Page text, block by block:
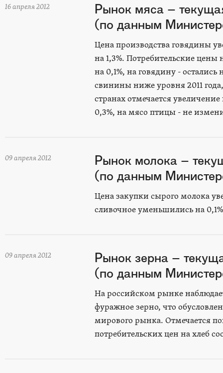
16 апреля 2012
Рынок мяса –
(по данным
Цена производства говядины
на 1,3%. Потребительские
на 0,1%, на говядину -
свинины ниже уровня 2011
странах отмечается
0,3%, на мясо птицы - не
09 апреля 2012
Рынок молока –
(по данным
Цена закупки сырого молока
сливочное уменьшились на
09 апреля 2012
Рынок зерна –
(по данным
На российском рынке
фуражное зерно, что
мирового рынка. Отмечается
потребительских цен на хлеб